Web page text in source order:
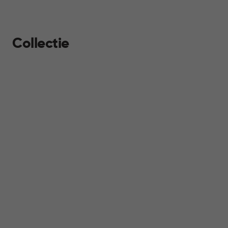
Collectie